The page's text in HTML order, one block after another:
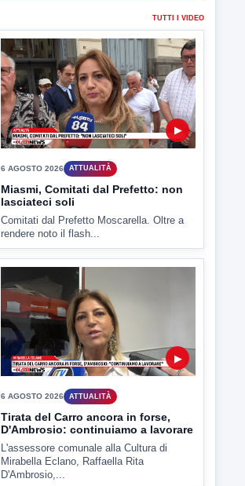
VIDEO ATTUALITÀ
TUTTI I VIDEO
6 AGOSTO 2026 ATTUALITÀ
Miasmi, Comitati dal Prefetto: non
lasciateci soli
Comitati dal Prefetto Moscarella. Oltre a
rendere noto il flash...